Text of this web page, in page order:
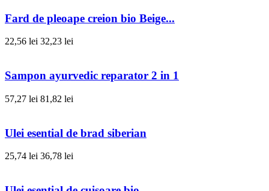
Fard de pleoape creion bio Beige...
22,56 lei 32,23 lei
Sampon ayurvedic reparator 2 in 1
57,27 lei 81,82 lei
Ulei esential de brad siberian
25,74 lei 36,78 lei